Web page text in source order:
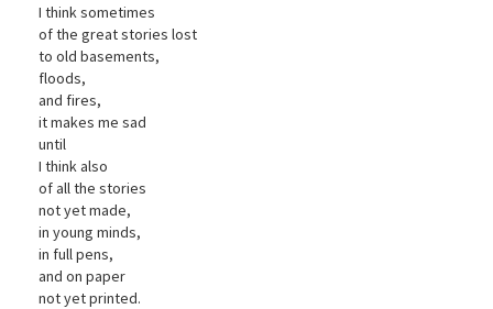
I think sometimes
of the great stories lost
to old basements,
floods,
and fires,
it makes me sad
until
I think also
of all the stories
not yet made,
in young minds,
in full pens,
and on paper
not yet printed.